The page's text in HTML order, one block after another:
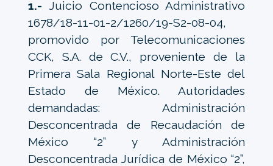
1.- Juicio Contencioso Administrativo
1678/18-11-01-2/1260/19-S2-08-04,
promovido por Telecomunicaciones
CCK, S.A. de C.V., proveniente de la
Primera Sala Regional Norte-Este del
Estado de México. Autoridades
demandadas: Administración
Desconcentrada de Recaudación de
México “2” y Administración
Desconcentrada Jurídica de México “2”,